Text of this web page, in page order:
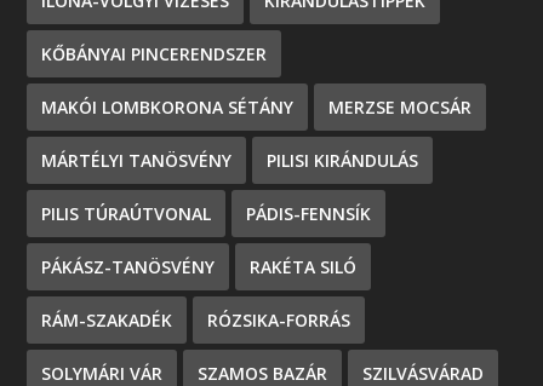
KŐBÁNYAI PINCERENDSZER
MAKÓI LOMBKORONA SÉTÁNY MERZSE MOCSÁR
MÁRTÉLYI TANÖSVÉNY PILISI KIRÁNDULÁS
PILIS TÚRAÚTVONAL PÁDIS-FENNSÍK
PÁKÁSZ-TANÖSVÉNY RAKÉTA SILÓ
RÁM-SZAKADÉK RÓZSIKA-FORRÁS
SOLYMÁRI VÁR SZAMOS BAZÁR SZILVÁSVÁRAD